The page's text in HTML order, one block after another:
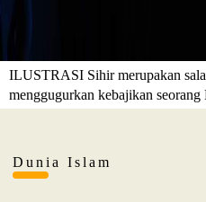
ILUSTRASI Sihir merupakan
menggugurkan kebajikan
Dunia Islam